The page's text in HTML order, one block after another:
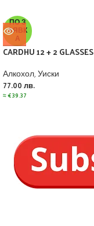
ПО З
АЯВК
А
CARDHU 12 + 2 GLASSES
Алкохол,Уиски
77.00 лв.
≈€39.37